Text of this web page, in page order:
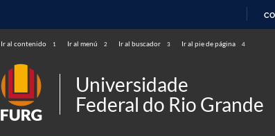
Ir al contenido 1 Ir al menú 2 Ir al buscador 3 Ir al pie de página 4
Universidade
Federal do Rio Grande